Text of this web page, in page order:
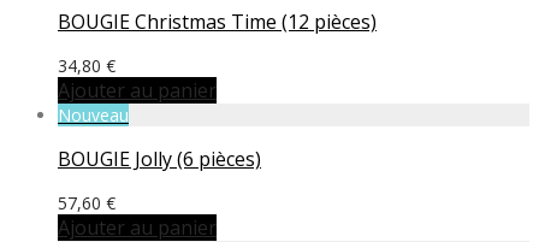
BOUGIE Christmas Time (12 pièces)
34,80 €
Ajouter au panier
Nouveau
BOUGIE Jolly (6 pièces)
57,60 €
Ajouter au panier